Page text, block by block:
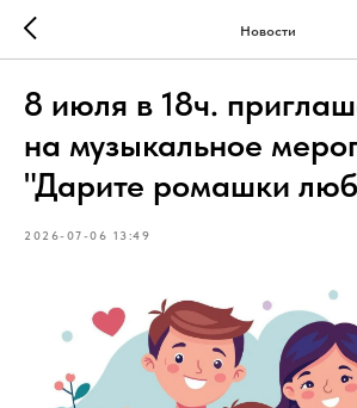
Новости
8 июля в 18ч.
на музыкальное
"Дарите ромашки
2026-07-06 13:49